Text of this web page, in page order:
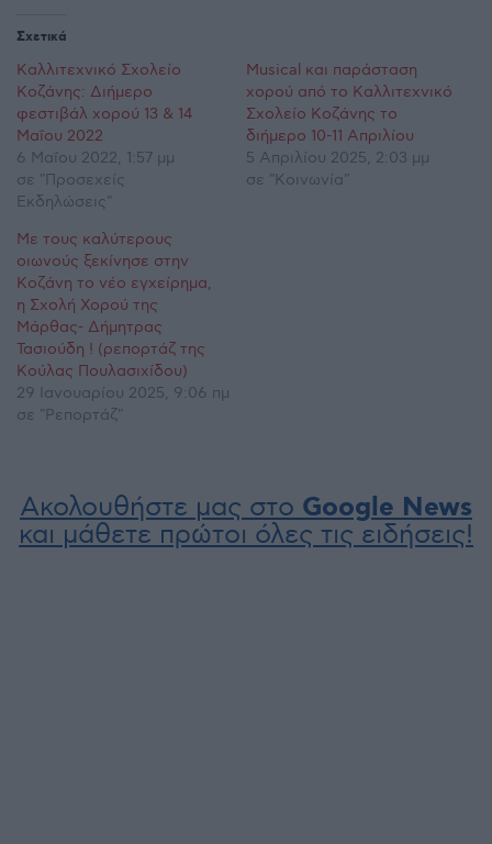
Σχετικά
Καλλιτεχνικό Σχολείο
Κοζάνης: Διήμερο
φεστιβάλ χορού 13 & 14
Μαΐου 2022
6 Μαΐου 2022, 1:57 μμ
σε "Προσεχείς
Εκδηλώσεις"
Musical και παράσταση
χορού από το Καλλιτεχνικό
Σχολείο Κοζάνης το
διήμερο 10-11 Απριλίου
5 Απριλίου 2025, 2:03 μμ
σε "Κοινωνία"
Με τους καλύτερους
οιωνούς ξεκίνησε στην
Κοζάνη το νέο εγχείρημα,
η Σχολή Χορού της
Μάρθας- Δήμητρας
Τασιούδη ! (ρεπορτάζ της
Κούλας Πουλασιχίδου)
29 Ιανουαρίου 2025, 9:06 πμ
σε "Ρεπορτάζ"
Ακολουθήστε μας στο Google News
και μάθετε πρώτοι όλες τις ειδήσεις!